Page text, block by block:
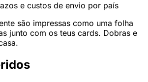
e custos de envio por país
são impressas como uma folha
junto com os teus cards. Dobras e